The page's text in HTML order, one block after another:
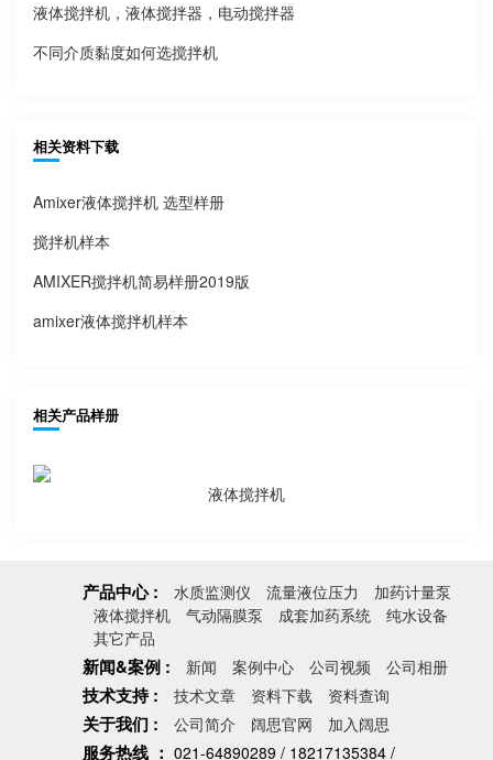
液体搅拌机，液体搅拌器，电动搅拌器
不同介质黏度如何选搅拌机
相关资料下载
Amixer液体搅拌机 选型样册
搅拌机样本
AMIXER搅拌机简易样册2019版
amixer液体搅拌机样本
相关产品样册
液体搅拌机
产品中心 : 水质监测仪 流量液位压力
加药计量泵
液体搅拌机
气动隔膜泵 成套加药系统
纯水设备
其它产品
新闻&案例 : 新闻 案例中心 公司视频 公司相册
技术支持 : 技术文章 资料下载 资料查询
关于我们 : 公司简介 阔思官网 加入阔思
服务热线 ： 021-64890289 / 18217135384 /